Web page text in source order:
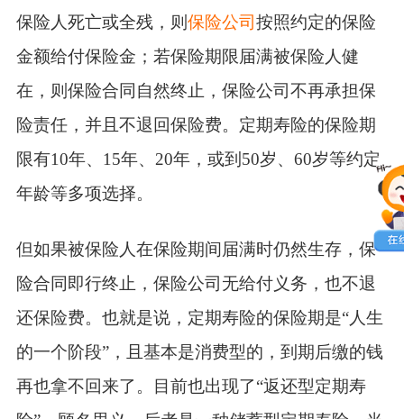
保险人死亡或全残，则 保险公司按照约定的保险
金额给付保险金；若保险期限届满被保险人健
在，则保险合同自然终止，保险公司不再承担保
险责任，并且不退回保险费。定期寿险的保险期
限有10年、 15年、 20年，或到 50岁、 60岁等约定
年龄等多项选择。
但如果被保险人在保险期间届满时仍然生存，保
险合同即行终止，保险公司无给付义务，也不退
还保险费。也就是说，定期寿险的保险期是“人生
的一个阶段”，且基本是消费型的，到期后缴的钱
再也拿不回来了。目前也出现了“返还型定期寿